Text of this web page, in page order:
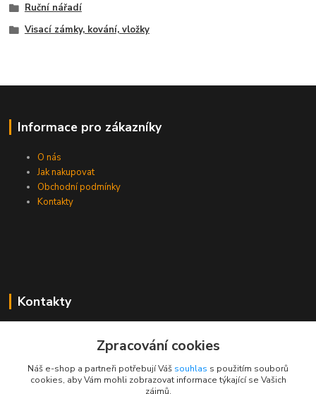
Ruční nářadí
Visací zámky, kování, vložky
Informace pro zákazníky
O nás
Jak nakupovat
Obchodní podmínky
Kontakty
Kontakty
+420 733 530 378
(Po-Pá, 8-15 hod.)
Zpracování cookies
Náš e-shop a partneři potřebují Váš souhlas s použitím souborů
cookies, aby Vám mohli zobrazovat informace týkající se Vašich
zájmů.